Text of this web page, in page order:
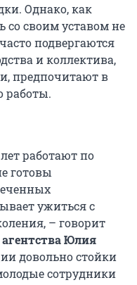
Однако, как
со своим уставом не
подвергаются
и коллектива,
предпочитают в
работы.
работают по
готовы
ужиться с
– говорит
Юлия
довольно стойки
сотрудники